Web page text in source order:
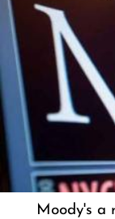
Moody's a